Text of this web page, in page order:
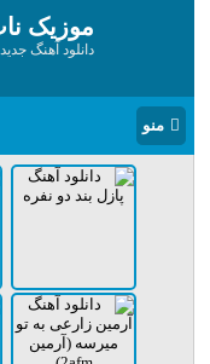
موزیک
دانلود آهنگ جدید
منو